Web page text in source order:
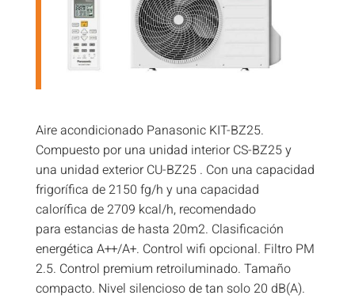
Aire acondicionado Panasonic KIT-BZ25.
Compuesto por una unidad interior CS-BZ25 y
una unidad exterior CU-BZ25 . Con una capacidad
frigorífica de 2150 fg/h y una capacidad
calorífica de 2709 kcal/h, recomendado
para estancias de hasta 20m2. Clasificación
energética A++/A+. Control wifi opcional. Filtro PM
2.5. Control premium retroiluminado. Tamaño
compacto. Nivel silencioso de tan solo 20 dB(A).